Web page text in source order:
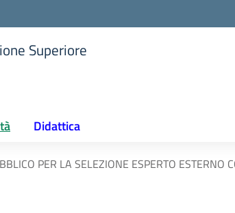
Superiore
Didattica
PER LA SELEZIONE ESPERTO